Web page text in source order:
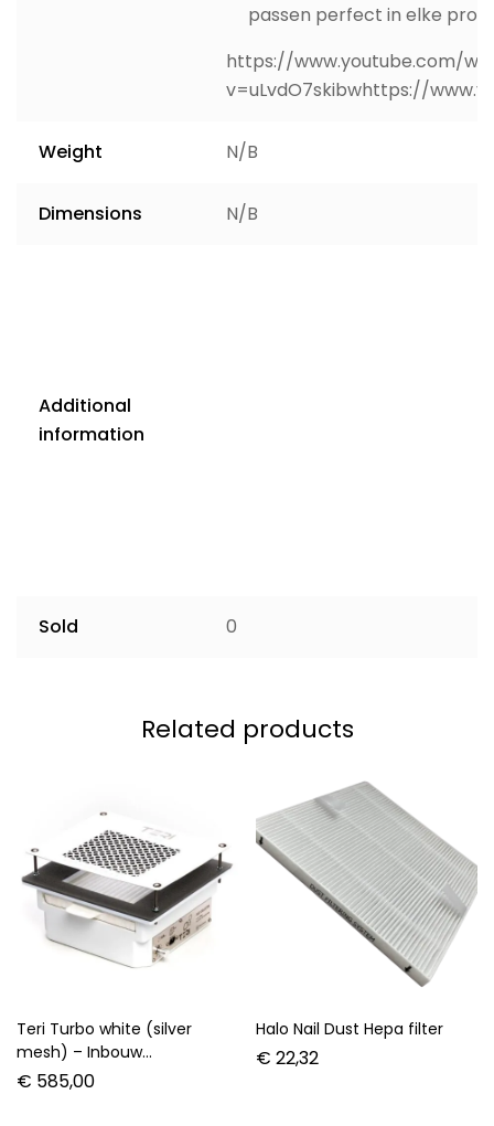
passen perfect in elke
https://www.youtube.com/
v=uLvdO7skibwhttps://
Weight N/B
Dimensions N/B
Additional
information
Sold 0
Related products
Teri Turbo white (silver
mesh) – Inbouw
afzuigsysteem met HEPA
€ 585,00
Halo Nail Dust Hepa filter
€ 22,32